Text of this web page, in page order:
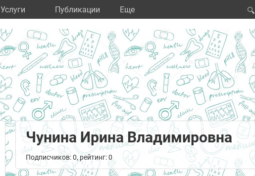
Услуги Публикации Eще 🔍
Чунина Ирина Владимировна
Подписчиков: 0, рейтинг: 0